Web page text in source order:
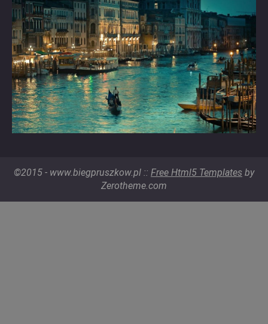
©2015 - www.biegpruszkow.pl :: Free Html5 Templates by
Zerotheme.com